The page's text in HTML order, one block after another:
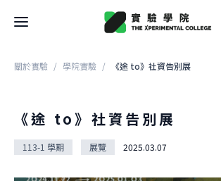
最新消息
關於學院
關於學院
關於空間
關於實驗 / 學院實驗 / 《途 to》社資告別展
《途 to》社資告別展
113-1 學期 展覽 2025.03.07